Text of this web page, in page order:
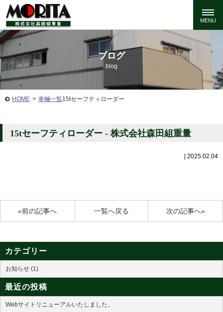
ブログ
blog
HOME > 車輛一覧15tセーフティローダー
15tセーフティローダー - 株式会社森田組重量
2025.02.04
«前の記事へ 次の記事へ»
一覧へ戻る
カテゴリー
お知らせ (1)
最近の投稿
Webサイトリニューアルいたしました。